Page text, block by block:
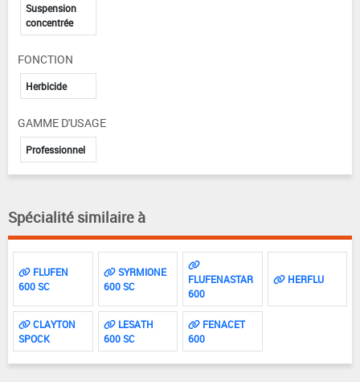
Suspension
concentrée
FONCTION
Herbicide
GAMME D'USAGE
Professionnel
Spécialité similaire à
FLUFEN
600 SC
SYRMIONE
600 SC
FLUFENASTAR
600
HERFLU
CLAYTON
SPOCK
LESATH
600 SC
FENACET
600